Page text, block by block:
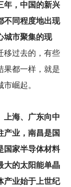
年，中国的新兴
不同程度地出现
城市聚集的现
移过去的，有些
果都一样，就是
崛起。
上海、广东向中
产业，南昌是国
国家半导体材料
大的太阳能单晶
产业始于上世纪